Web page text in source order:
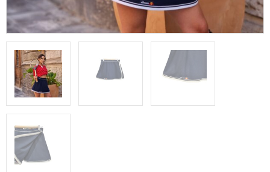
Metodi
di
pagamento
Privacy
Policy
Il
account